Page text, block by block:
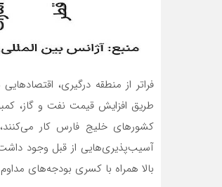
فراتر از منطقه درگیری،
طریق افزایش قیمت نفت و گاز،
کشورهای خلیج فارس کار
آسیب‌پذیری‌هایی از قبل وجود
بالا همراه با کسری بودجه‌های